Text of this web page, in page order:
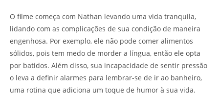
O filme começa com Nathan levando uma vida tranquila,
lidando com as complicações de sua condição de maneira
engenhosa. Por exemplo, ele não pode comer alimentos
sólidos, pois tem medo de morder a língua, então ele opta
por batidos. Além disso, sua incapacidade de sentir pressão
o leva a definir alarmes para lembrar-se de ir ao banheiro,
uma rotina que adiciona um toque de humor à sua vida.